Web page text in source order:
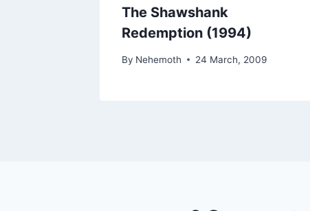
The Shawshank
Redemption (1994)
By Nehemoth 24 March, 2009